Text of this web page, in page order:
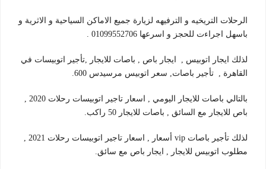
الرحلات التريخيه و الترفيهه لزيارة جميع الاماكن السياحية و الاثرية و
باسهل اجراءت للحجز و اسرعها 01099552706 .
لذلك ايجار اتوبيس , ايجار باص , باصات للايجار ,تأجير اتوبيسات في
القاهرة , تأجير باصات, سعر اتوبيس مرسيدس 600.
بالتالي باصات للايجار اليومي , اسعار تاجير اتوبيسات رحلات 2020 ,
باص للايجار مع السائق , باصات للايجار 50 راكب.
لذلك تأجير باصات vip أسعار , اسعار تاجير اتوبيسات رحلات 2021 ,
مطلوب اتوبيس للايجار , ايجار باص مع سائق.